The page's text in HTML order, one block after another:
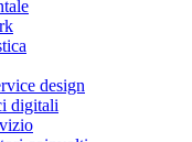
design
digitali